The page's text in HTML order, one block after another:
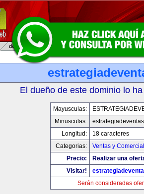
El dueño de este dominio lo
Mayusculas:
Minusculas:
Longitud:
18 caracteres
Categorias:
Ventas y
Precio:
Realizar una
Visitar!
Serán consideradas